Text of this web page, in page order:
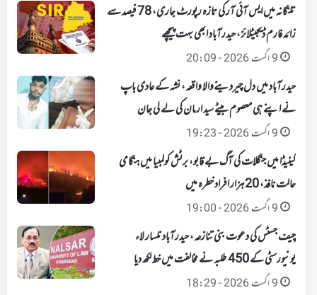
تلنگانہ میں ایس آئی آر کی تازہ رپورٹ جاری، 78 فیصد سے
زائد فارم ڈیجیٹلائز، حیدرآباد ابھی بہت پیچھے
9 اگست 2026 - 20:09
حیدرآباد میں دل چیردینےوالا واقعہ، نشہ کے عادی باپ
نے اپنے ہی معصوم بیٹے سید ارمان کی لے لی جان
9 اگست 2026 - 19:23
کینیڈا میں جنگلات کی آگ بے قابو، برٹش کولمبیا میں ہنگامی
حالت نافذ، 20 ہزار افراد خطرہ میں
9 اگست 2026 - 19:00
چیف جسٹس کی دعوت بنی تنازعہ، حیدرآباد نلسار لاء
یونیورسٹی کے 450 طلبہ نے مخالفت میں خط لکھ دیا
9 اگست 2026 - 18:29